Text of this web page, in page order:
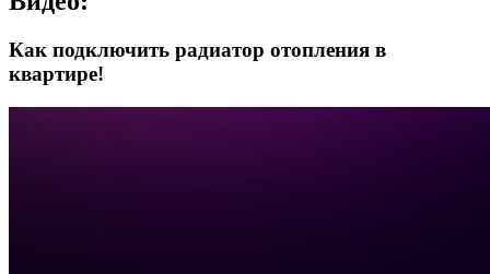
Как подключить радиатор отопления в
квартире!